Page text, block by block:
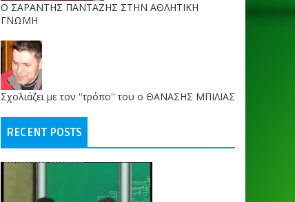
O ΣΑΡΑΝΤΗΣ ΠΑΝΤΑΖΗΣ ΣΤΗΝ ΑΘΛΗΤΙΚΗ
ΓΝΩΜΗ
Σχολιάζει με τον ''τρόπο'' του ο ΘΑΝΑΣΗΣ ΜΠΙΛΙΑΣ
RECENT POSTS